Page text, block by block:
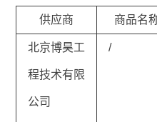
供应商 商品名
北京博昊工
程技术有限
公司
/